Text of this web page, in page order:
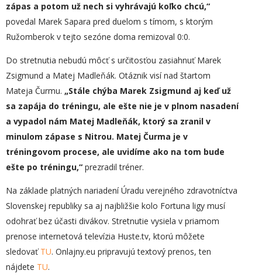
zápas a potom už nech si vyhrávajú koľko chcú,“
povedal Marek Sapara pred duelom s tímom, s ktorým
Ružomberok v tejto sezóne doma remizoval 0:0.
Do stretnutia nebudú môcť s určitosťou zasiahnuť Marek
Zsigmund a Matej Madleňák. Otáznik visí nad štartom
Mateja Čurmu. „Stále chýba Marek Zsigmund aj keď už
sa zapája do tréningu, ale ešte nie je v plnom nasadení
a vypadol nám Matej Madleňák, ktorý sa zranil v
minulom zápase s Nitrou. Matej Čurma je v
tréningovom procese, ale uvidíme ako na tom bude
ešte po tréningu,“ prezradil tréner.
Na základe platných nariadení Úradu verejného zdravotníctva
Slovenskej republiky sa aj najbližšie kolo Fortuna ligy musí
odohrať bez účasti divákov. Stretnutie vysiela v priamom
prenose internetová televízia Huste.tv, ktorú môžete
sledovaťTU. Onlajny.eu pripravujú textový prenos, ten
nájdete TU.